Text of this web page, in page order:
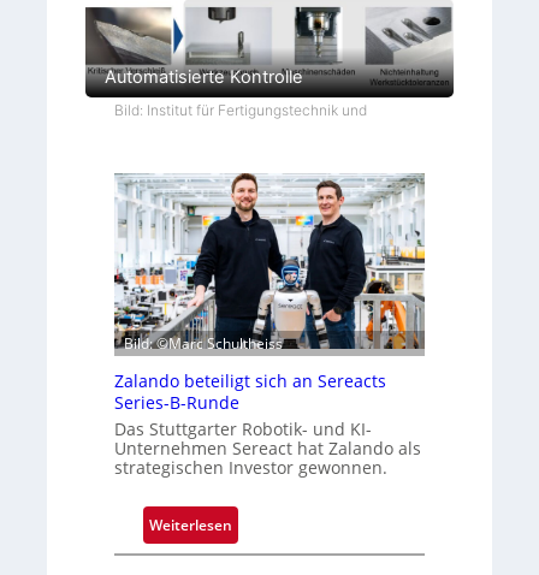
Automatisierte Kontrolle
Bild: Institut für Fertigungstechnik und
Bild: ©Marc Schultheiss
Zalando beteiligt sich an Sereacts
Series-B-Runde
Das Stuttgarter Robotik- und KI-
Unternehmen Sereact hat Zalando als
strategischen Investor gewonnen.
Weiterlesen:
Z